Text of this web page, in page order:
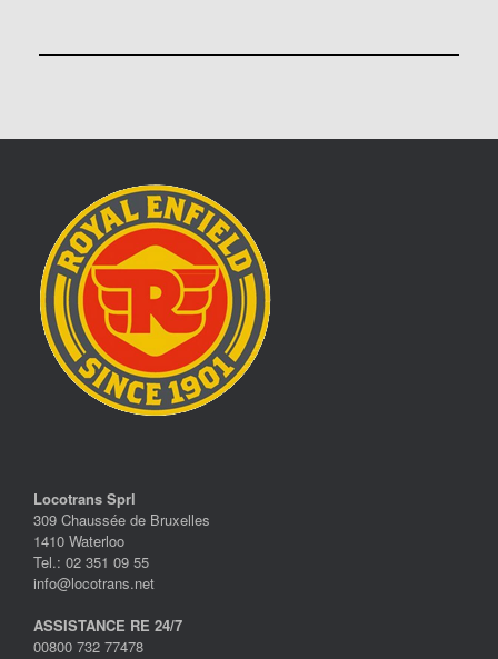
Locotrans Sprl
309 Chaussée de Bruxelles
1410 Waterloo
Tel.: 02 351 09 55
info@locotrans.net
ASSISTANCE RE 24/7
00800 732 77478